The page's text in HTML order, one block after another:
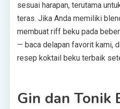
sesuai harapan, terutama
teras. Jika Anda memiliki
membuat riff beku pada
— baca delapan favorit kami,
resep koktail beku terbaik
Gin dan Tonik